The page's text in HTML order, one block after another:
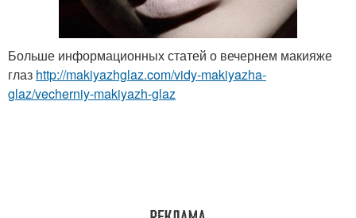
Больше информационных статей о вечернем макияже
глаз http://makiyazhglaz.com/vidy-makiyazha-
glaz/vecherniy-makiyazh-glaz